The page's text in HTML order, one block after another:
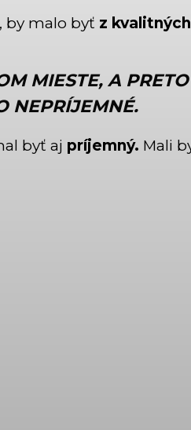
by malo byť z
MIESTE, A
NEPRÍJEMNÉ.
byť aj príjemný. Mali